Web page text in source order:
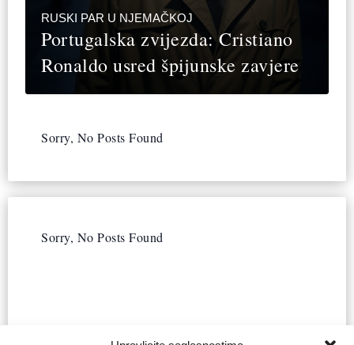
RUSKI PAR U NJEMAČKOJ
Portugalska zvijezda: Cristiano
Ronaldo usred špijunske zavjere
Sorry, No Posts Found
Sorry, No Posts Found